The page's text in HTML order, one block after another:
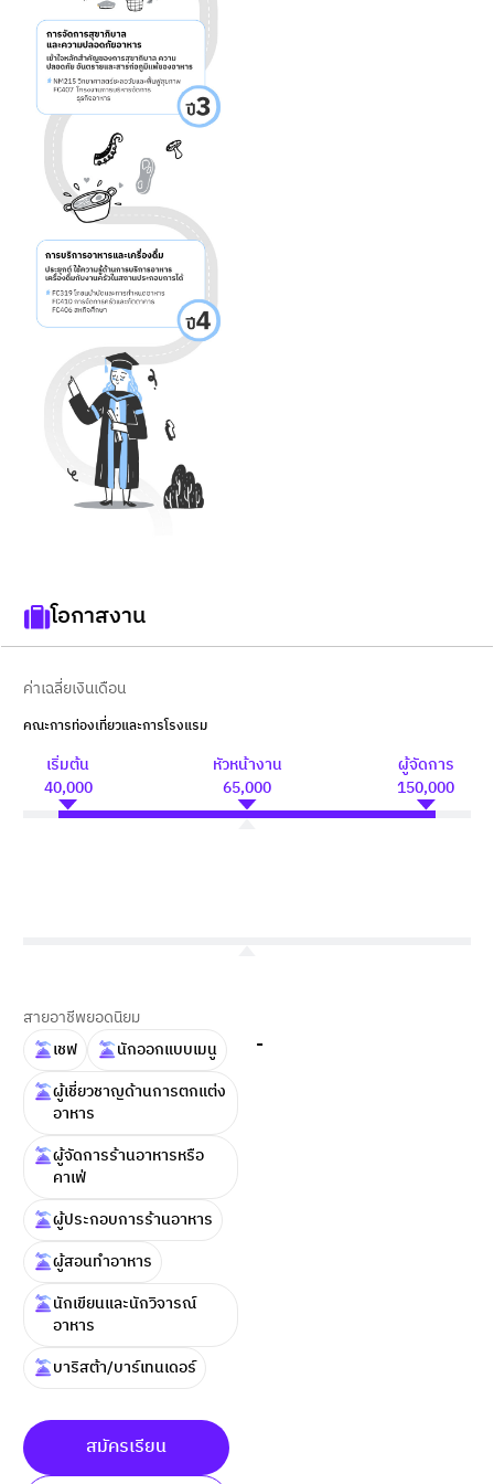
โอกาสงาน
ค่าเฉลี่ยเงินเดือน
คณะการท่องเที่ยวและการโรงแรม
เริ่มต้น
40,000
หัวหน้างาน
65,000
ผู้จัดการ
150,000
สายอาชีพยอดนิยม
เชฟ
นักออกแบบเมนู
ผู้เชี่ยวชาญด้านการตกแต่ง
อาหาร
ผู้จัดการร้านอาหารหรือ
คาเฟ่
ผู้ประกอบการร้านอาหาร
ผู้สอนทำอาหาร
นักเขียนและนักวิจารณ์
อาหาร
บาริสต้า/บาร์เทนเดอร์
-
สมัครเรียน